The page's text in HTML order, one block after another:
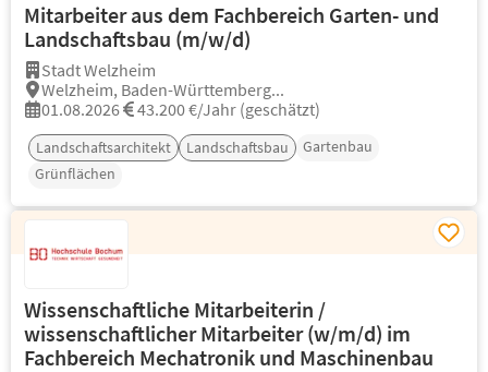
Mitarbeiter aus dem Fachbereich Garten- und
Landschaftsbau (m/w/d)
Stadt Welzheim
Welzheim, Baden-Württemberg...
01.08.2026
43.200 €/Jahr (geschätzt)
Landschaftsarchitekt Landschaftsbau
Gartenbau
Grünflächen
Wissenschaftliche Mitarbeiterin /
wissenschaftlicher Mitarbeiter (w/m/d) im
Fachbereich Mechatronik und Maschinenbau